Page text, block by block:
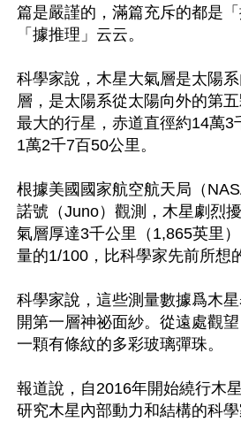
篇是嚴謹的，滿篇充斥的都是「
「據推理」云云。
科學家說，木星大氣層是太陽
層，是太陽系從太陽向外的第
最大的行星，赤道直徑約14萬3
1萬2千7百50公里。
根據美國國家航空航天局（
諾號（Juno）觀測，木星劇烈
氣層厚達3千公里（1,865英里
量的1/100，比科學家先前所想
科學家說，這些測量數據爲木
開第一層神祕面紗。從遠處觀
一顆有條紋的多彩玻璃彈珠。
報道說，自2016年開始繞行木
研究木星內部動力和結構的科